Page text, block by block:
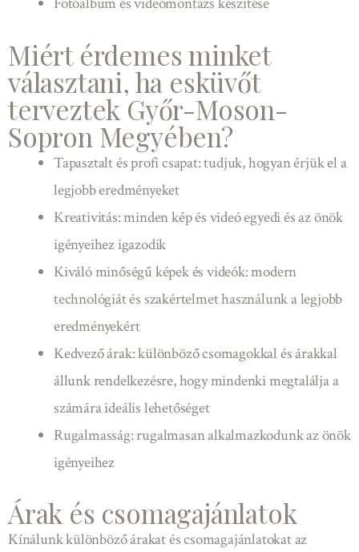
Miért érdemes minket
választani, ha esküvőt
terveztek Győr-Moson-
Sopron Megyében?
Tapasztalt és profi csapat: tudjuk, hogyan érjük el a
legjobb eredményeket
Kreativitás: minden kép és videó egyedi és az önök
igényeihez igazodik
Kiváló minőségű képek és videók: modern
technológiát és szakértelmet használunk a legjobb
eredményekért
Kedvező árak: különböző csomagokkal és árakkal
állunk rendelkezésre, hogy mindenki megtalálja a
számára ideális lehetőséget
Rugalmasság: rugalmasan alkalmazkodunk az önök
igényeihez
Árak és csomagajánlatok
Kínálunk különböző árakat és csomagajánlatokat az